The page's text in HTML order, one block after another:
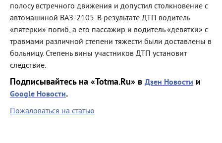
полосу встречного движения и допустил столкновение с
автомашиной ВАЗ-2105. В результате ДТП водитель
«пятерки» погиб, а его пассажир и водитель «девятки» с
травмами различной степени тяжести были доставлены в
больницу. Степень вины участников ДТП установит
следствие.
Подписывайтесь на «Totma.Ru» в Дзен Новости и
Google Новости.
Пожаловаться на статью